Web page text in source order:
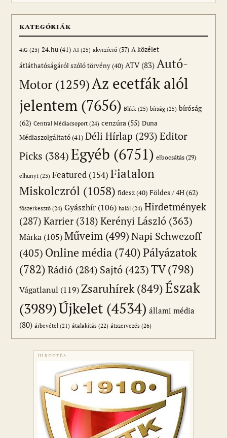
KATEGÓRIÁK
4iG (23) 24.hu(41) AI (25) akvizíció (37) A közélet
átláthatóságáról szóló törvény(40) ATV(83) Autó-
Motor (1259)Az ecetfák alól
jelentem (7656) Blikk (25) bírság (25) bíróság
(62) Central Médiacsoport (24) cenzúra(55) Duna
Médiaszolgáltató(41) Déli Hírlap (293) Editor
Picks (384)Egyéb (6751) elbocsátás (29)
elhunyt (23) Featured (154) Fiatalon
Miskolczról (1058) fidesz(40) Földes / 4H(62)
főszerkesztő (24) Gyászhír (106) halál (24) Hirdetmények
(287) Karrier(318) Kerényi László (363)
Márka (105) Műveim (499)Napi Schwezoff
(405) Online média (740)Pályázatok
(782) Rádió (284) Sajtó (423)TV(798)
Vágatlanul (119)Zsaruhírek(849)Észak
(3989)Újkelet (4534) állami média
(80) árbevétel (21) átalakítás (22) átszervezés (26)
HIRDETÉS